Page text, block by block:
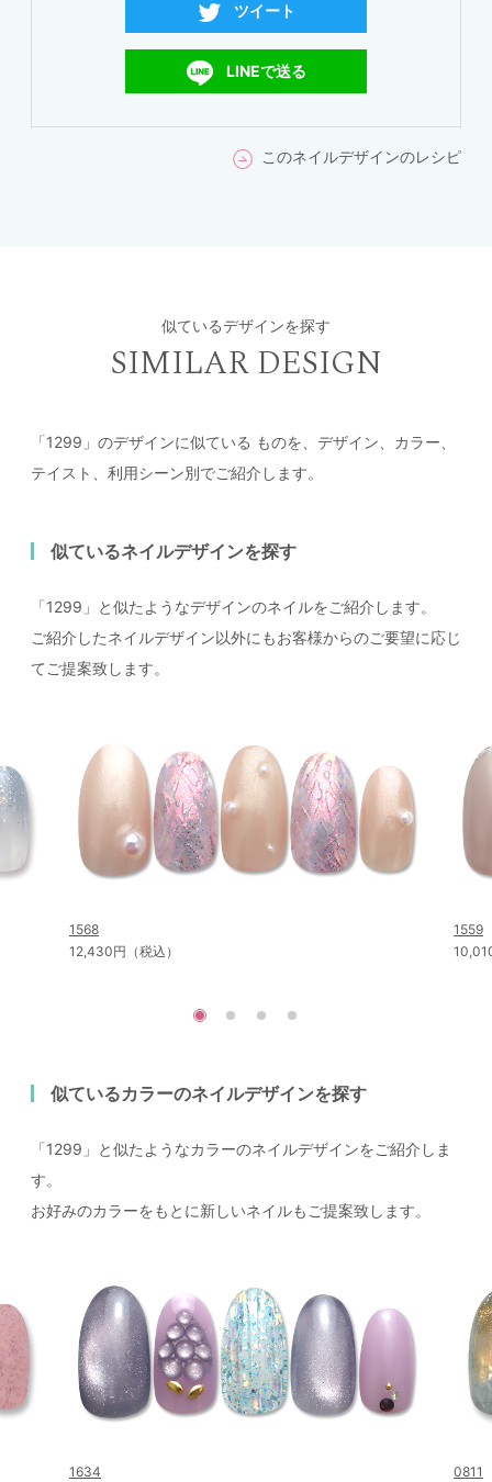
ツイート
LINEで送る
このネイルデザインのレシピ
似ているデザインを探す
SIMILAR DESIGN
「1299」のデザインに似ている ものを、デザイン、カラー、
テイスト、利用シーン別でご紹介します。
似ているネイルデザインを探す
「1299」と似たようなデザインのネイルをご紹介します。
ご紹介したネイルデザイン以外にもお客様からのご要望に応じ
てご提案致します。
1568
12,430円（税込）
1559
似ているカラーのネイルデザインを探す
「1299」と似たようなカラーのネイルデザインをご紹介しま
す。
お好みのカラーをもとに新しいネイルもご提案致します。
1634 0811